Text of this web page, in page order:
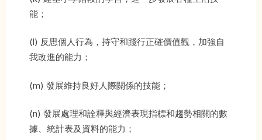
能；
(l) 反思個人行為，持守和踐行正確價值觀，加強自
我改進的能力；
(m) 發展維持良好人際關係的技能；
(n) 發展處理和詮釋與經濟表現指標和趨勢相關的數
據、統計表及資料的能力；